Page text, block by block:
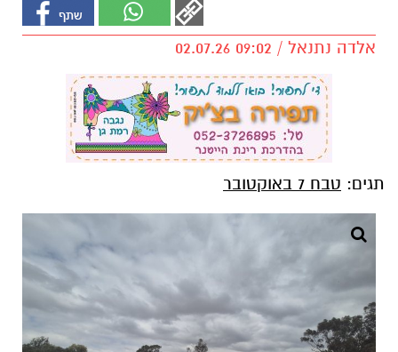
אלדה נתנאל / 09:02 02.07.26
תגים: טבח 7 באוקטובר